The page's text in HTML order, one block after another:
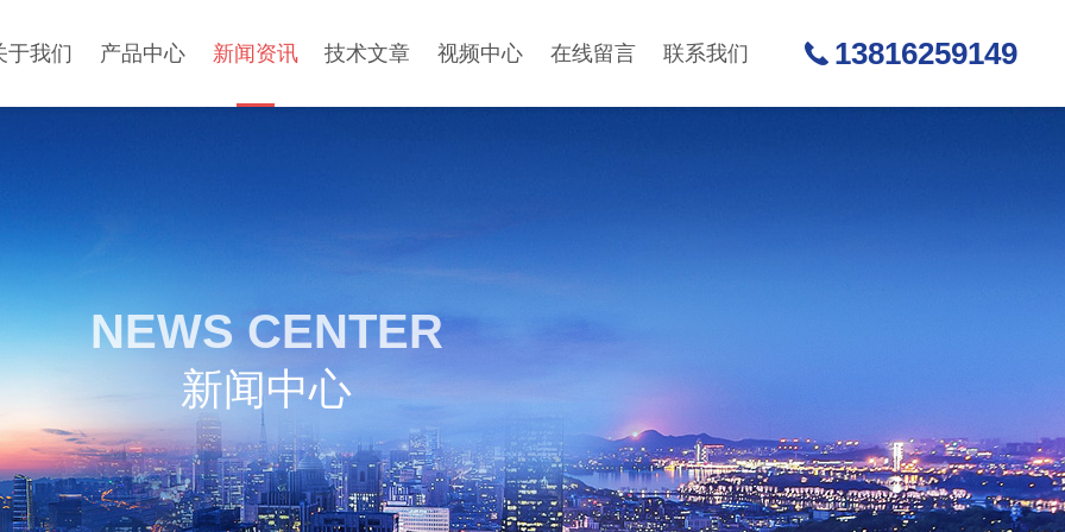
于我们 产品中心 新闻资讯 技术文章 视频中心 在线留言 联系我们 13816259149
NEWS CENTER
新闻中心